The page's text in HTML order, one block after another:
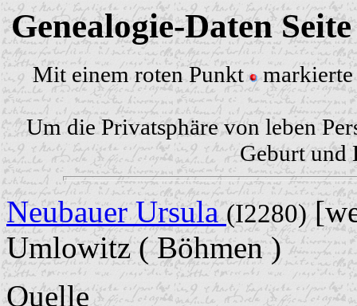
Genealogie-Daten
Mit einem roten Punkt markierte
Um die Privatsphäre von leben
Geburt und
Neubauer Ursula(I2280)
Umlowitz ( Böhmen )
Quelle